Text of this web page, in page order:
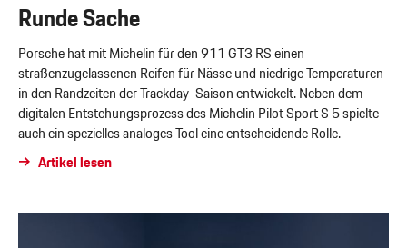
Runde Sache
Porsche hat mit Michelin für den 911 GT3 RS einen
straßenzugelassenen Reifen für Nässe und niedrige Temperaturen
in den Randzeiten der Trackday-Saison entwickelt. Neben dem
digitalen Entstehungsprozess des Michelin Pilot Sport S 5 spielte
auch ein spezielles analoges Tool eine entscheidende Rolle.
Artikel lesen